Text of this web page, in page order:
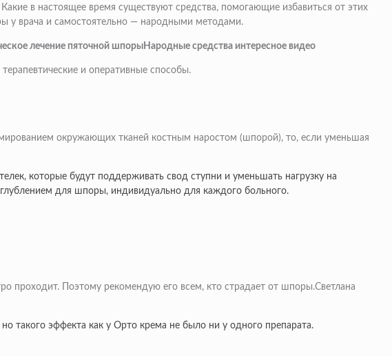
в настоящее время существуют средства, помогающие избавиться от этих
у врача и самостоятельно — народными методами.
лечение пяточной шпорыНародные средства интересное видео
и оперативные способы.
окружающих тканей костным наростом (шпорой), то, если уменьшая
которые будут поддерживать свод ступни и уменьшать нагрузку на
для шпоры, индивидуально для каждого больного.
проходит. Поэтому рекомендую его всем, кто страдает от шпоры.Светлана
такого эффекта как у Орто крема не было ни у одного препарата.